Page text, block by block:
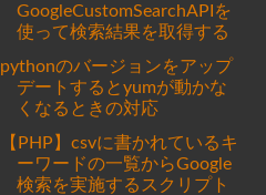
GoogleCustomSearchAPIを
使って検索結果を取得する
pythonのバージョンをアップ
デートするとyumが動かな
くなるときの対応
【PHP】csvに書かれているキ
ーワードの一覧からGoogle
検索を実施するスクリプト